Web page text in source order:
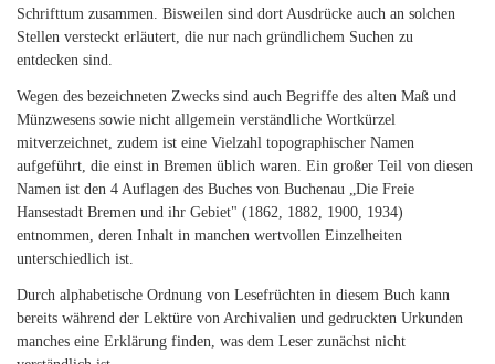
Schrifttum zusammen. Bisweilen sind dort Ausdrücke auch an solchen
Stellen versteckt erläutert, die nur nach gründlichem Suchen zu
entdecken sind.
Wegen des bezeichneten Zwecks sind auch Begriffe des alten Maß und
Münzwesens sowie nicht allgemein verständliche Wortkürzel
mitverzeichnet, zudem ist eine Vielzahl topographischer Namen
aufgeführt, die einst in Bremen üblich waren. Ein großer Teil von diesen
Namen ist den 4 Auflagen des Buches von Buchenau „Die Freie
Hansestadt Bremen und ihr Gebiet" (1862, 1882, 1900, 1934)
entnommen, deren Inhalt in manchen wertvollen Einzelheiten
unterschiedlich ist.
Durch alphabetische Ordnung von Lesefrüchten in diesem Buch kann
bereits während der Lektüre von Archivalien und gedruckten Urkunden
manches eine Erklärung finden, was dem Leser zunächst nicht